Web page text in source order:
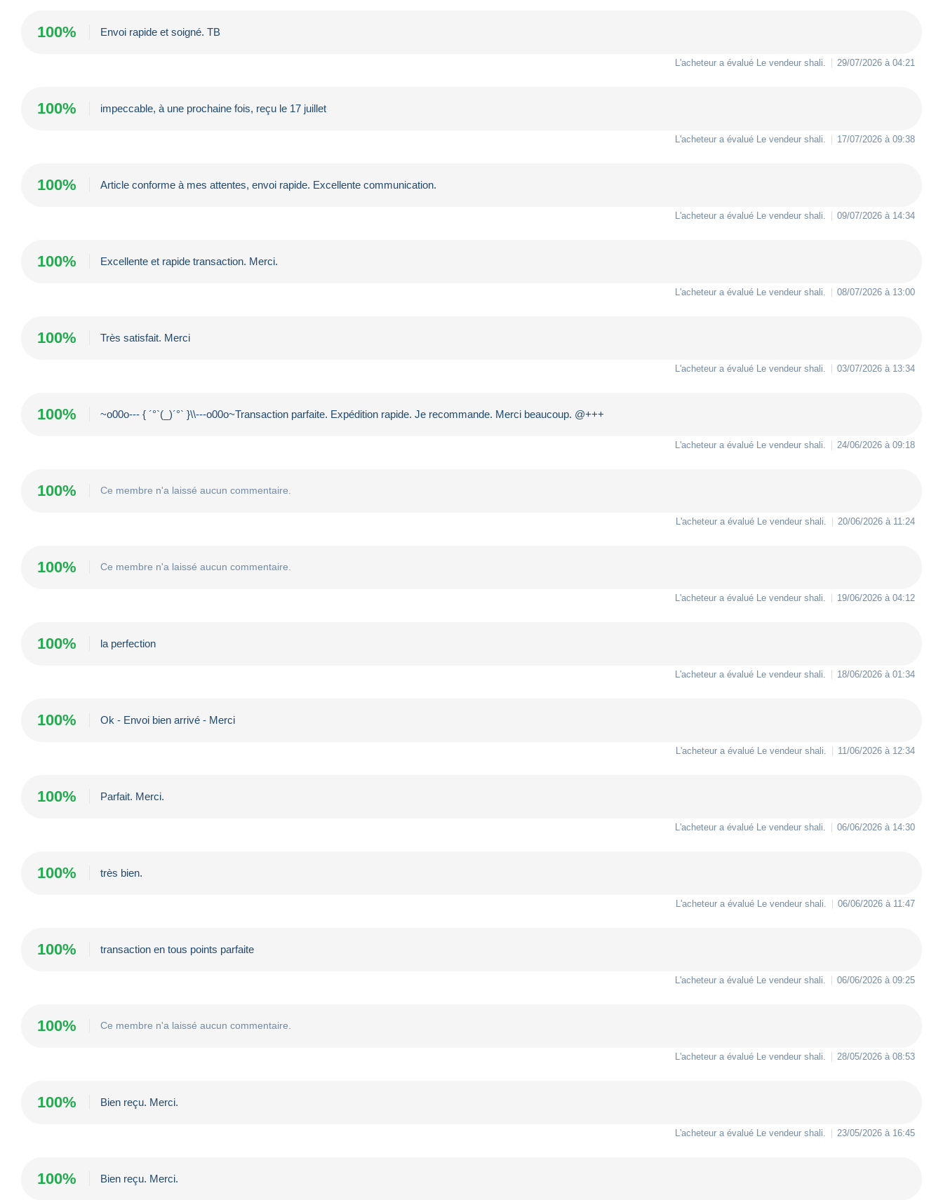
100% Envoi rapide et soigné. TB
L'acheteur a évalué Le vendeur shali 29/07/2026 à 04:21
100% impeccable, à une prochaine fois, reçu le 17 juillet
L'acheteur a évalué Le vendeur shali 17/07/2026 à 09:38
100% Article conforme à mes attentes, envoi rapide. Excellente communication.
L'acheteur a évalué Le vendeur shali 09/07/2026 à 14:34
100% Excellente et rapide transaction. Merci.
L'acheteur a évalué Le vendeur shali 08/07/2026 à 13:00
100% Très satisfait. Merci
L'acheteur a évalué Le vendeur shali 03/07/2026 à 13:34
100% ~o00o--- { ´°`(_)´°` }\\---o00o~Transaction parfaite. Expédition rapide. Je recommande. Merci beaucoup. @+++
L'acheteur a évalué Le vendeur shali 24/06/2026 à 09:18
100% Ce membre n'a laissé aucun commentaire.
L'acheteur a évalué Le vendeur shali 20/06/2026 à 11:24
100% Ce membre n'a laissé aucun commentaire.
L'acheteur a évalué Le vendeur shali 19/06/2026 à 04:12
100% la perfection
L'acheteur a évalué Le vendeur shali 18/06/2026 à 01:34
100% Ok - Envoi bien arrivé - Merci
L'acheteur a évalué Le vendeur shali 11/06/2026 à 12:34
100% Parfait. Merci.
L'acheteur a évalué Le vendeur shali 06/06/2026 à 14:30
100% très bien.
L'acheteur a évalué Le vendeur shali 06/06/2026 à 11:47
100% transaction en tous points parfaite
L'acheteur a évalué Le vendeur shali 06/06/2026 à 09:25
100% Ce membre n'a laissé aucun commentaire.
L'acheteur a évalué Le vendeur shali 28/05/2026 à 08:53
100% Bien reçu. Merci.
L'acheteur a évalué Le vendeur shali 23/05/2026 à 16:45
100% Bien reçu. Merci.